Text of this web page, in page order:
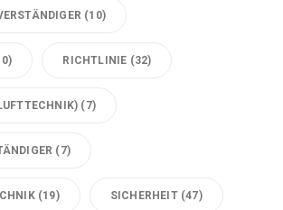
(10)
RICHTLINIE (32)
(7)
(7)
(19) SICHERHEIT(47)